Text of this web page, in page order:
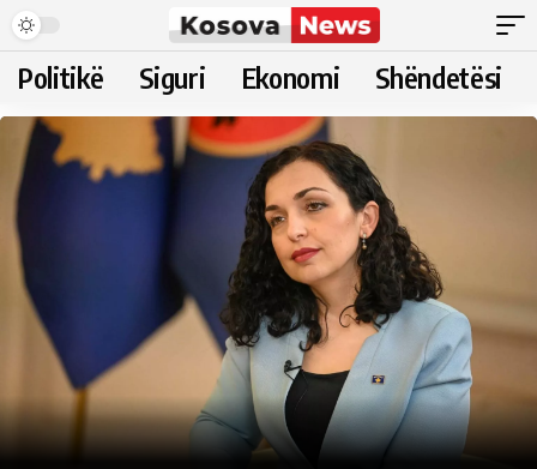
Politikë Siguri Ekonomi Shëndetësi